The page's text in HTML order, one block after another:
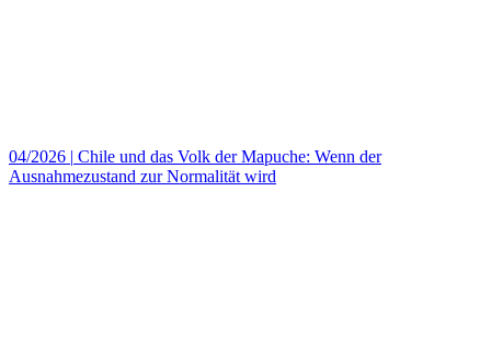
04/2026 | Chile und das Volk der Mapuche: Wenn der
Ausnahmezustand zur Normalität wird